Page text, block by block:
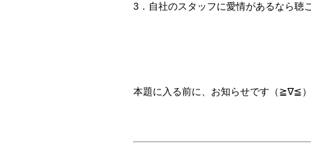
3．自社のスタッフに愛情があるなら聴
本題に入る前に、お知らせです（≧∇≦